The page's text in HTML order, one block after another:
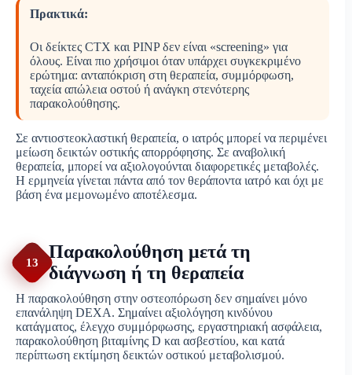
Πρακτικά:
Οι δείκτες CTX και PINP δεν είναι «screening» για
όλους. Είναι πιο χρήσιμοι όταν υπάρχει συγκεκριμένο
ερώτημα: ανταπόκριση στη θεραπεία, συμμόρφωση,
ταχεία απώλεια οστού ή ανάγκη στενότερης
παρακολούθησης.
Σε αντιοστεοκλαστική θεραπεία, ο ιατρός μπορεί να περιμένει
μείωση δεικτών οστικής απορρόφησης. Σε αναβολική
θεραπεία, μπορεί να αξιολογούνται διαφορετικές μεταβολές.
Η ερμηνεία γίνεται πάντα από τον θεράποντα ιατρό και όχι με
βάση ένα μεμονωμένο αποτέλεσμα.
13
Παρακολούθηση μετά τη
διάγνωση ή τη θεραπεία
Η παρακολούθηση στην οστεοπόρωση δεν σημαίνει μόνο
επανάληψη DEXA. Σημαίνει αξιολόγηση κινδύνου
κατάγματος, έλεγχο συμμόρφωσης, εργαστηριακή ασφάλεια,
παρακολούθηση βιταμίνης D και ασβεστίου, και κατά
περίπτωση εκτίμηση δεικτών οστικού μεταβολισμού.